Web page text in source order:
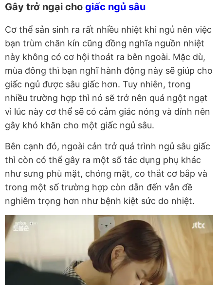
Gây trở ngại cho giấc ngủ sâu
Cơ thể sản sinh ra rất nhiều nhiệt khi ngủ nên việc
bạn trùm chăn kín cũng đồng nghĩa nguồn nhiệt
này không có cơ hội thoát ra bên ngoài. Mặc dù,
mùa đông thì bạn nghĩ hành động này sẽ giúp cho
giấc ngủ được sâu giấc hơn. Tuy nhiên, trong
nhiều trường hợp thì nó sẽ trở nên quá ngột ngạt
vì lúc này cơ thể sẽ có cảm giác nóng và dính nên
gây khó khăn cho một giấc ngủ sâu.
Bên cạnh đó, ngoài cản trở quá trình ngủ sâu giấc
thì còn có thể gây ra một số tác dụng phụ khác
như sưng phù mặt, chóng mặt, co thắt cơ bắp và
trong một số trường hợp còn dẫn đến vẫn đề
nghiêm trọng hơn như bệnh kiệt sức do nhiệt.